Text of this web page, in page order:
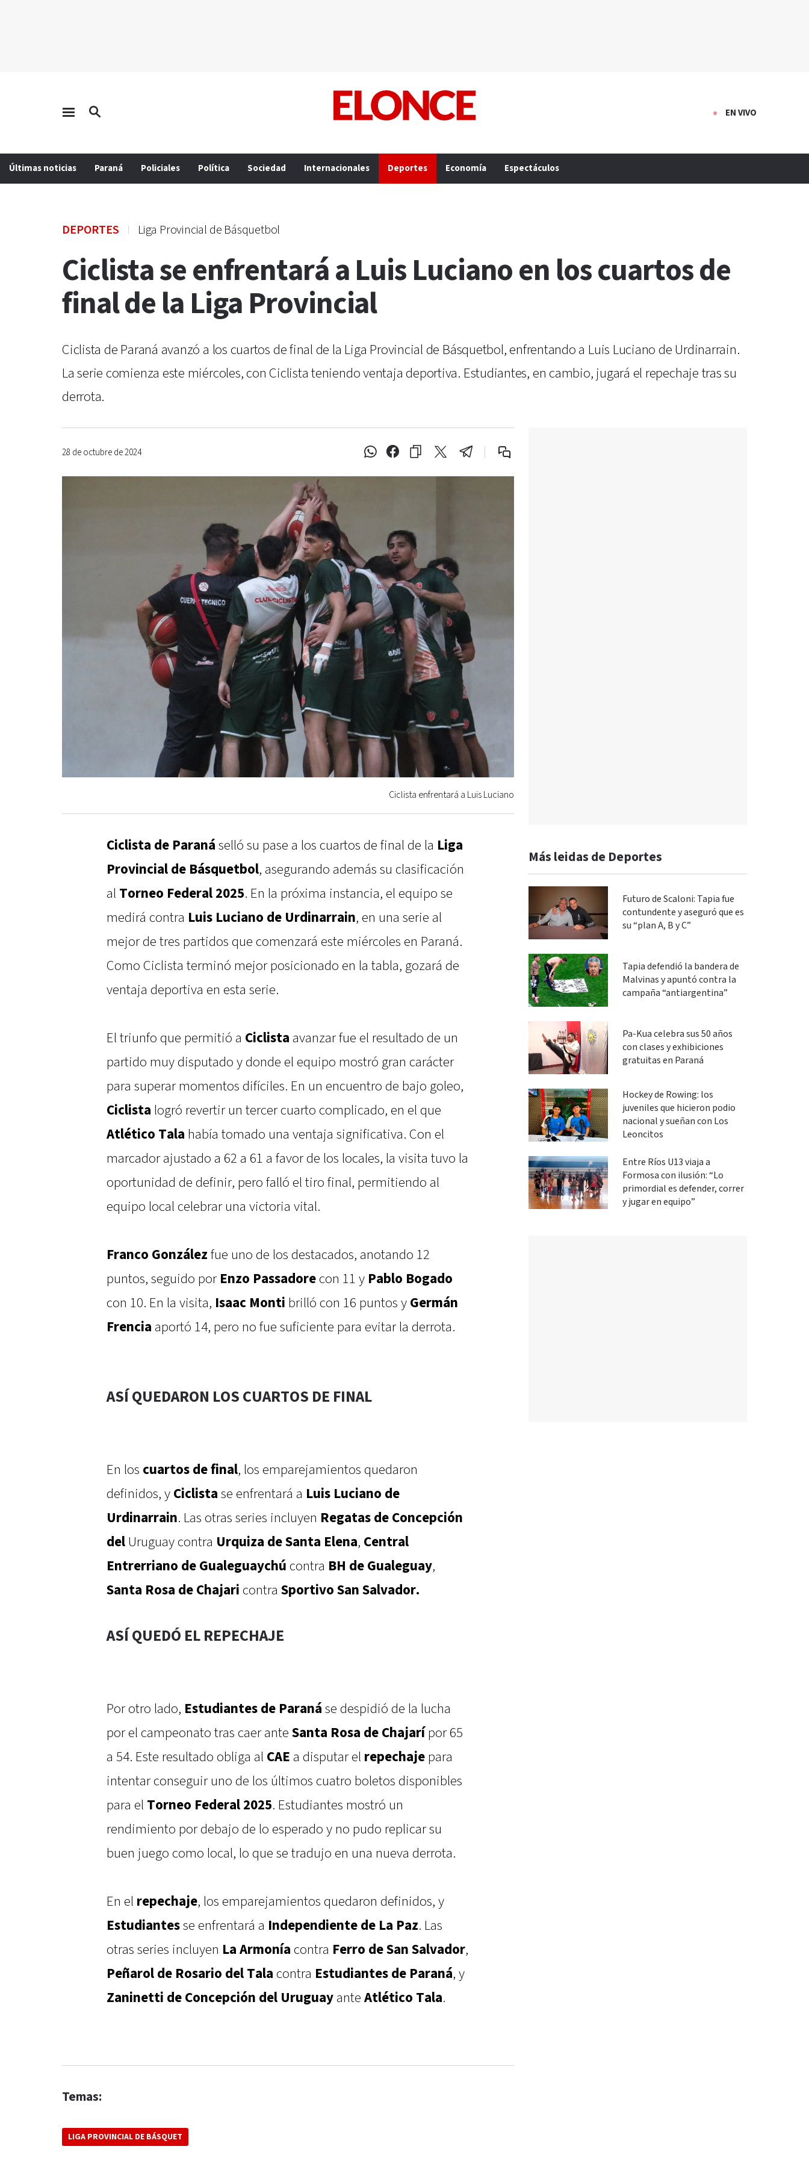
EN VIVO
Últimas noticias Paraná Policiales Política Sociedad Internacionales Deportes Economía Espectáculos
DEPORTES Liga Provincial de Básquetbol
Ciclista se enfrentará a Luis Luciano en los cuartos de
final de la Liga Provincial
Ciclista de Paraná avanzó a los cuartos de final de la Liga Provincial de Básquetbol, enfrentando a Luis Luciano de Urdinarrain.
La serie comienza este miércoles, con Ciclista teniendo ventaja deportiva. Estudiantes, en cambio, jugará el repechaje tras su
derrota.
28 de octubre de 2024
Ciclista enfrentará a Luis Luciano
Ciclista de Paraná selló su pase a los cuartos de final de la Liga
Provincial de Básquetbol, asegurando además su clasificación
al Torneo Federal 2025. En la próxima instancia, el equipo se
medirá contra Luis Luciano de Urdinarrain, en una serie al
mejor de tres partidos que comenzará este miércoles en Paraná.
Como Ciclista terminó mejor posicionado en la tabla, gozará de
ventaja deportiva en esta serie.
El triunfo que permitió a Ciclista avanzar fue el resultado de un
partido muy disputado y donde el equipo mostró gran carácter
para superar momentos difíciles. En un encuentro de bajo goleo,
Ciclista logró revertir un tercer cuarto complicado, en el que
Atlético Tala había tomado una ventaja significativa. Con el
marcador ajustado a 62 a 61 a favor de los locales, la visita tuvo la
oportunidad de definir, pero falló el tiro final, permitiendo al
equipo local celebrar una victoria vital.
Franco González fue uno de los destacados, anotando 12
puntos, seguido por Enzo Passadorecon 11 y Pablo Bogado
con 10. En la visita, Isaac Monti brilló con 16 puntos y Germán
Frencia aportó 14, pero no fue suficiente para evitar la derrota.
ASÍ QUEDARON LOS CUARTOS DE FINAL
En los cuartos de final, los emparejamientos quedaron
definidos, y Ciclista se enfrentará a Luis Luciano de
Urdinarrain. Las otras series incluyen Regatas de Concepción
del Uruguay contra Urquiza de Santa Elena, Central
Entrerriano de Gualeguaychú contra BH de Gualeguay,
Santa Rosa de Chajari contra Sportivo San Salvador.
ASÍ QUEDÓ EL REPECHAJE
Por otro lado, Estudiantes de Paraná se despidió de la lucha
por el campeonato tras caer ante Santa Rosa de Chajarípor 65
a 54. Este resultado obliga al CAE a disputar el repechaje para
intentar conseguir uno de los últimos cuatro boletos disponibles
para el Torneo Federal 2025. Estudiantes mostró un
rendimiento por debajo de lo esperado y no pudo replicar su
buen juego como local, lo que se tradujo en una nueva derrota.
En el repechaje, los emparejamientos quedaron definidos, y
Estudiantesse enfrentará a Independiente de La Paz. Las
otras series incluyen La Armonía contra Ferro de San Salvador,
Peñarol de Rosario del Tala contra Estudiantes de Paraná, y
Zaninetti de Concepción del Uruguay ante Atlético Tala.
Temas:
LIGA PROVINCIAL DE BÁSQUET
Más leidas de Deportes
Futuro de Scaloni: Tapia fue
contundente y aseguró que es
su “plan A, B y C”
Tapia defendió la bandera de
Malvinas y apuntó contra la
campaña “antiargentina”
Pa-Kua celebra sus 50 años
con clases y exhibiciones
gratuitas en Paraná
Hockey de Rowing: los
juveniles que hicieron podio
nacional y sueñan con Los
Leoncitos
Entre Ríos U13 viaja a
Formosa con ilusión: “Lo
primordial es defender, correr
y jugar en equipo”